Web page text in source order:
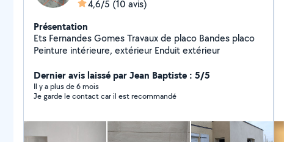
4,6/5 (10 avis)
Présentation
Ets Fernandes Gomes Travaux de placo Bandes placo
Peinture intérieure, extérieur Enduit extérieur
Dernier avis laissé par Jean Baptiste : 5/5
Il y a plus de 6 mois
Je garde le contact car il est recommandé